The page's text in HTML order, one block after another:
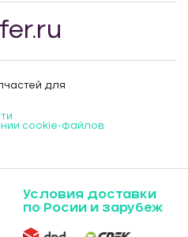
для
cookie-файлов
Условия доставки
по Росии и зарубеж